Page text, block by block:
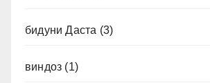
бидуни Даста (3)
виндоз (1)